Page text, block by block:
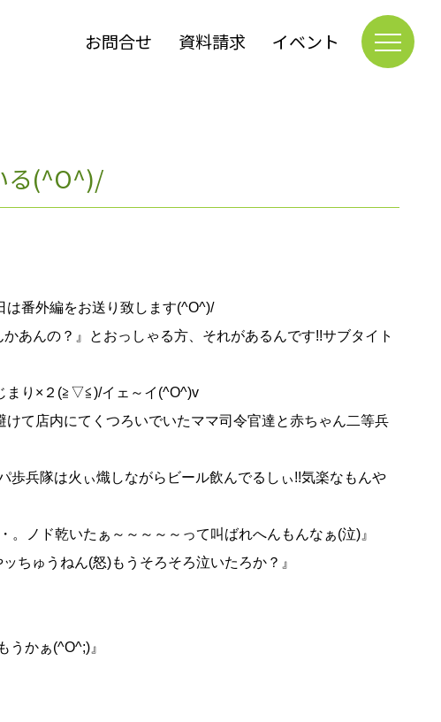
お問合せ 資料請求 イベント
る(^O^)/
番外編をお送り致します(^O^)/
かあんの？』とおっしゃる方、それがあるんです!!サブタイト
まり×２(≧▽≦)/イェ～イ(^O^)v
て店内にてくつろいでいたママ司令官達と赤ちゃん二等兵
歩兵隊は火ぃ熾しながらビール飲んでるしぃ!!気楽なもんや
ノド乾いたぁ～～～～～って叫ばれへんもんなぁ(泣)』
ちゅうねん(怒)もうそろそろ泣いたろか？』
かぁ(^O^;)』